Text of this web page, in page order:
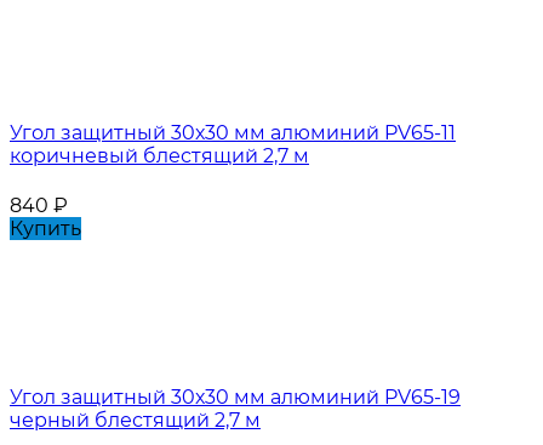
Угол защитный 30х30 мм алюминий PV65-11
коричневый блестящий 2,7 м
840 ₽
Купить
Угол защитный 30х30 мм алюминий PV65-19
черный блестящий 2,7 м